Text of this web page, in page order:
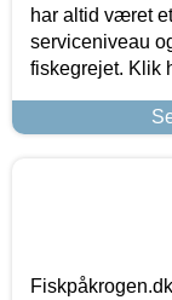
har altid været
serviceniveau
fiskegrejet. Klik